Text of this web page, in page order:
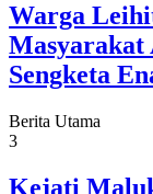
Warga
Masyarakat
Sengketa
Berita Utama
3
Kejati